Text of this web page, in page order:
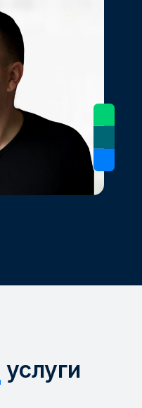
услуги